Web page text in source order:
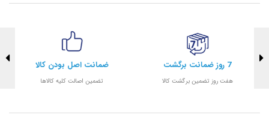
7 روز ضمانت برگشت
هفت روز تضمین برگشت کالا
ضمانت اصل بودن کالا
تضمین اصالت کلیه کالاها